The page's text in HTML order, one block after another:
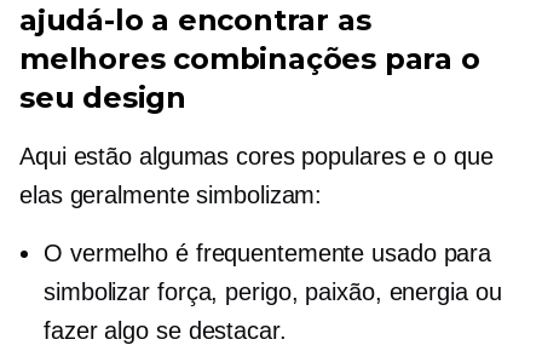
ajudá-lo a encontrar as
melhores combinações para o
seu design
Aqui estão algumas cores populares e o que
elas geralmente simbolizam:
O vermelho é frequentemente usado para
simbolizar força, perigo, paixão, energia ou
fazer algo se destacar.